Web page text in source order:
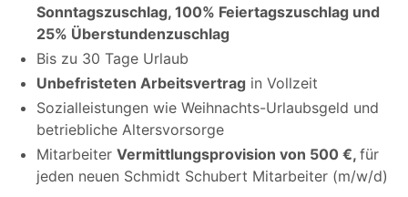
Sonntagszuschlag, 100% Feiertagszuschlag und
25% Überstundenzuschlag
Bis zu 30 Tage Urlaub
Unbefristeten Arbeitsvertrag in Vollzeit
Sozialleistungen wie Weihnachts-Urlaubsgeld und
betriebliche Altersvorsorge
Mitarbeiter Vermittlungsprovision von 500 €, für
jeden neuen Schmidt Schubert Mitarbeiter (m/w/d)